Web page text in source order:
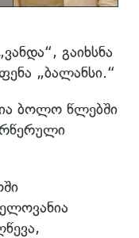
გაიხსნა
„ბალანსი.“
ბოლო წლებში